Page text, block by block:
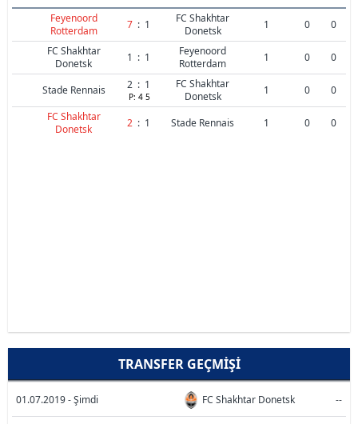
Feyenoord
Rotterdam
7 : 1
FC Shakhtar
Donetsk
1 0
0
FC Shakhtar
Donetsk
1 : 1
Feyenoord
Rotterdam
1 0 0
Stade Rennais 2 : 1
P: 4 5
FC Shakhtar
Donetsk
1 0
0
FC Shakhtar
Donetsk
2 : 1 Stade Rennais 1 0 0
TRANSFER GEÇMIŞI
01.07.2019 - Şimdi FC Shakhtar Donetsk --